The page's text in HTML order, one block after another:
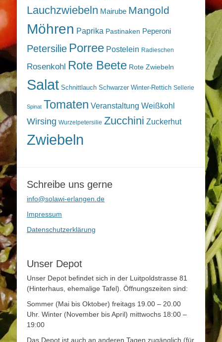
Lauchzwiebeln Mairube Mangold
Möhren Paprika Pastinaken Peperoni
Petersilie Porree Postelein Radieschen
Rosenkohl Rote Beete Rote Zwiebeln
Salat Schnittlauch Schwarzer Winter-Rettich Sellerie
Spinat Tomaten Veranstaltung Weißkohl
Wirsing Wurzelpetersilie Zucchini Zuckerhut
Zwiebeln
Schreibe uns gerne
info@solawi-erlangen.de
Impressum
Datenschutzerklärung
Unser Depot
Unser Depot befindet sich in der Luitpoldstrasse 81
(Hinterhaus, ehemalige Tafel). Öffnungszeiten sind:
Sommer (Mai bis Oktober) freitags 19.00 – 20.00
Uhr. Winter (November bis April) mittwochs 18:00 –
19:00
Das Depot ist auch an anderen Tagen zugänglich (für